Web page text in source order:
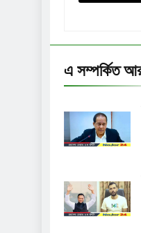
এ সম্পর্কিত